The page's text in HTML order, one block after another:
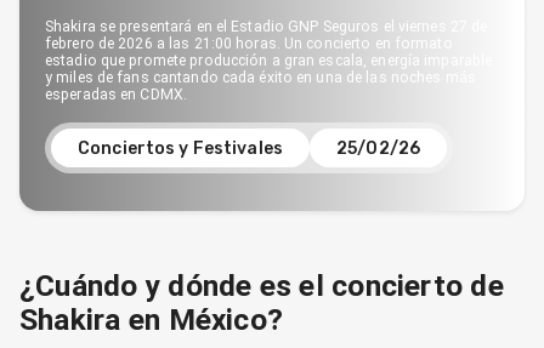
Conciertos y Festivales 25/02/26
Shakira se presentará en el Estadio GNP Seguros el viernes 27 de
febrero de 2026 a las 21:00 horas. Un concierto en formato
estadio que promete producción a gran escala, energía imparable
y miles de fans cantando cada éxito en una de las noches más
esperadas en CDMX.
¿Cuándo y dónde es el concierto de
Shakira en México?